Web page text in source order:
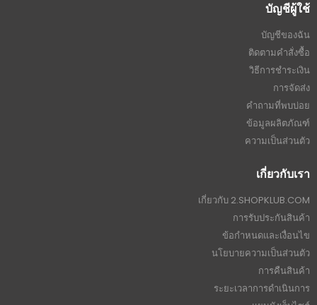
บัญชีผู้ใช้
บัญชีของฉัน
ติดตามคำสั่งซื้อ
วิธีการชำระเงิน
การจัดส่ง
คำถามที่พบบ่อย
ข้อมูลผลิตภัณฑ์
ความเป็นส่วนตัว
เกี่ยวกับเรา
เกี่ยวกับ 2.SHOPKLUB.COM
การรับประกันสินค้า
ข้อกำหนดและเงื่อนไข
นโยบายความเป็นส่วนตัว
การคืนสินค้า
ระยะเวลาการดำเนินการ